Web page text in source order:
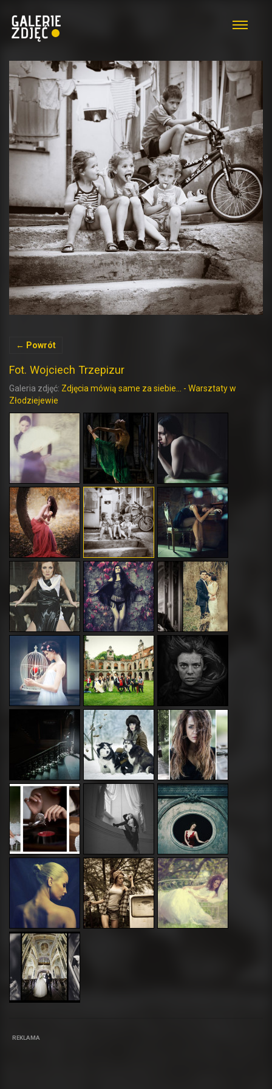
← Powrót
Fot. Wojciech Trzepizur
Galeria zdjęć: Zdjęcia mówią same za siebie... - Warsztaty w
Złodziejewie
REKLAMA